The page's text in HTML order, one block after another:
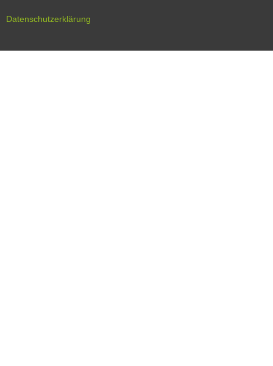
Datenschutzerklärung